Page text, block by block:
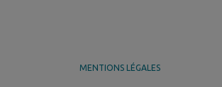
MENTIONS LÉGALES